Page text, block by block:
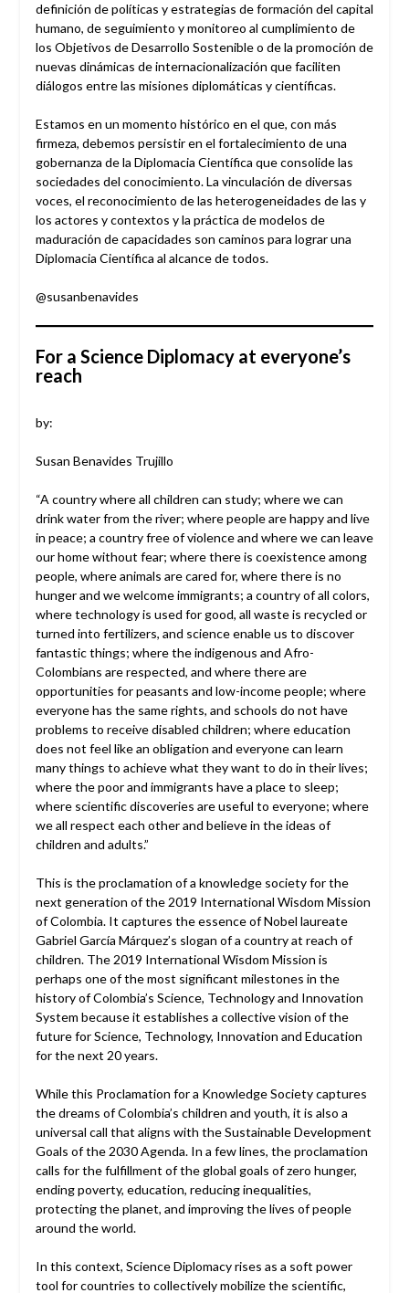
definición de políticas y estrategias de formación del capital
humano, de seguimiento y monitoreo al cumplimiento de
los Objetivos de Desarrollo Sostenible o de la promoción de
nuevas dinámicas de internacionalización que faciliten
diálogos entre las misiones diplomáticas y científicas.
Estamos en un momento histórico en el que, con más
firmeza, debemos persistir en el fortalecimiento de una
gobernanza de la Diplomacia Científica que consolide las
sociedades del conocimiento. La vinculación de diversas
voces, el reconocimiento de las heterogeneidades de las y
los actores y contextos y la práctica de modelos de
maduración de capacidades son caminos para lograr una
Diplomacia Científica al alcance de todos.
@susanbenavides
For a Science Diplomacy at everyone’s
reach
by:
Susan Benavides Trujillo
“A country where all children can study; where we can
drink water from the river; where people are happy and live
in peace; a country free of violence and where we can leave
our home without fear; where there is coexistence among
people, where animals are cared for, where there is no
hunger and we welcome immigrants; a country of all colors,
where technology is used for good, all waste is recycled or
turned into fertilizers, and science enable us to discover
fantastic things; where the indigenous and Afro-
Colombians are respected, and where there are
opportunities for peasants and low-income people; where
everyone has the same rights, and schools do not have
problems to receive disabled children; where education
does not feel like an obligation and everyone can learn
many things to achieve what they want to do in their lives;
where the poor and immigrants have a place to sleep;
where scientific discoveries are useful to everyone; where
we all respect each other and believe in the ideas of
children and adults.”
This is the proclamation of a knowledge society for the
next generation of the 2019 International Wisdom Mission
of Colombia. It captures the essence of Nobel laureate
Gabriel García Márquez’s slogan of a country at reach of
children. The 2019 International Wisdom Mission is
perhaps one of the most significant milestones in the
history of Colombia’s Science, Technology and Innovation
System because it establishes a collective vision of the
future for Science, Technology, Innovation and Education
for the next 20 years.
While this Proclamation for a Knowledge Society captures
the dreams of Colombia’s children and youth, it is also a
universal call that aligns with the Sustainable Development
Goals of the 2030 Agenda. In a few lines, the proclamation
calls for the fulfillment of the global goals of zero hunger,
ending poverty, education, reducing inequalities,
protecting the planet, and improving the lives of people
around the world.
In this context, Science Diplomacy rises as a soft power
tool for countries to collectively mobilize the scientific,